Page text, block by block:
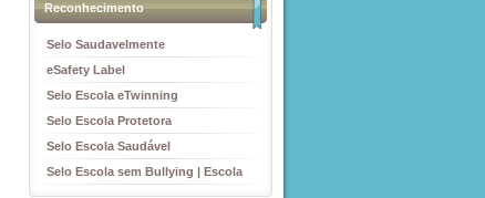
Reconhecimento
Selo Saudavelmente
eSafety Label
Selo Escola eTwinning
Selo Escola Protetora
Selo Escola Saudável
Selo Escola sem Bullying | Escola
sem Violência